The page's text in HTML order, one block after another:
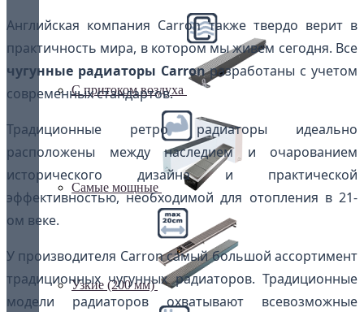
С притоком воздуха
Самые мощные
Узкие (200 мм)
Английская компания Carron также твердо верит в
практичность мира, в котором мы живем сегодня. Все
чугунные радиаторы Carronразработаны с учетом
современных стандартов.
Традиционные ретро радиаторы идеально
расположены между наследием и очарованием
исторического дизайна и практической
эффективностью, необходимой для отопления в 21-
ом веке.
У производителя Carron самый большой ассортимент
традиционных чугунных радиаторов. Традиционные
модели радиаторов охватывают всевозможные